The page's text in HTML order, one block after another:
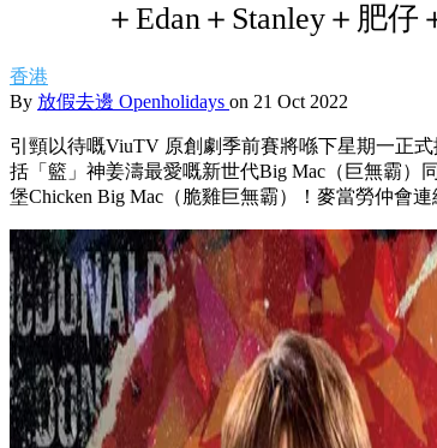
＋Edan＋Stanley＋肥
香港
By 放假去邊 Openholidays on 21 Oct 2022
引頸以待嘅ViuTV 原創劇季前賽將喺下星期一正
括「籃」神姜濤最愛嘅新世代Big Mac（巨無霸）
堡Chicken Big Mac（脆雞巨無霸）！麥當勞仲會